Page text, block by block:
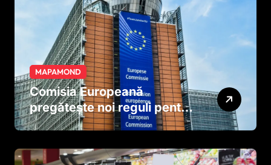
MAPAMOND
Comisia Europeană
pregătește noi reguli pentru
tutun și țigările electronice